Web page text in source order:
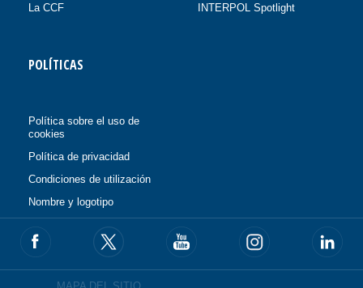
La CCF
INTERPOL Spotlight
POLÍTICAS
Política sobre el uso de
cookies
Política de privacidad
Condiciones de utilización
Nombre y logotipo